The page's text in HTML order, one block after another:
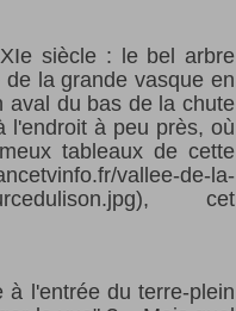
siècle : le bel arbre
la grande vasque en
aval du bas de la chute
l'endroit à peu près, où
tableaux de cette
vallee-de-la-
cet
à l'entrée du terre-plein